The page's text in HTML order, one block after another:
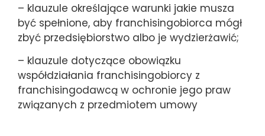
– klauzule określające warunki jakie musza
być spełnione, aby franchisingobiorca mógł
zbyć przedsiębiorstwo albo je wydzierżawić;
– klauzule dotyczące obowiązku
współdziałania franchisingobiorcy z
franchisingodawcą w ochronie jego praw
związanych z przedmiotem umowy